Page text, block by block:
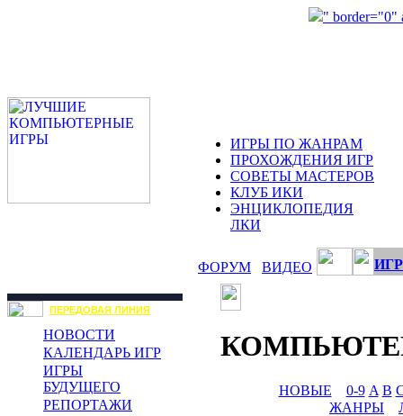
" border="0"
ИГРЫ ПО ЖАНРАМ
ПРОХОЖДЕНИЯ ИГР
СОВЕТЫ МАСТЕРОВ
КЛУБ ИКИ
ЭНЦИКЛОПЕДИЯ
ЛКИ
ФОРУМ ВИДЕО
ПЕРЕДОВАЯ ЛИНИЯ
НОВОСТИ
КАЛЕНДАРЬ ИГР
ИГРЫ
БУДУЩЕГО
РЕПОРТАЖИ
НОВЫЕ 0-9 A B
ЖАНРЫ